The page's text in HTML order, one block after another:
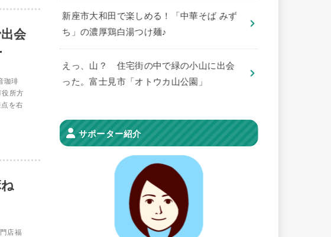
会
珈琲
所方
を右
店福
新座市大和田で楽しめる！「中華そば みず
ち」の濃厚鶏白湯つけ麺♪
えっ、山？ 住宅街の中で緑の小山に出会
った。富士見市「オトウカ山公園」
サポーター紹介